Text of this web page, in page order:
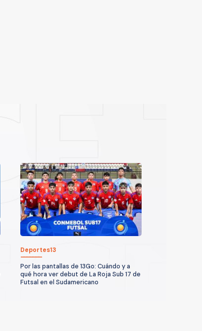
Deportes13
Por las pantallas de 13Go: Cuándo y a
qué hora ver debut de La Roja Sub 17 de
Futsal en el Sudamericano